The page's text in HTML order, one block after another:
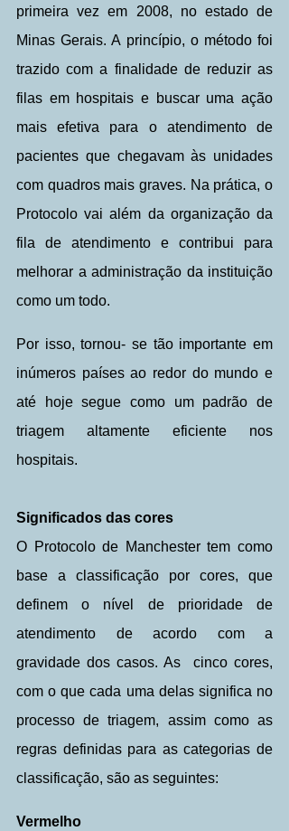
primeira vez em 2008, no estado de
Minas Gerais. A princípio, o método foi
trazido com a finalidade de reduzir as
filas em hospitais e buscar uma ação
mais efetiva para o atendimento de
pacientes que chegavam às unidades
com quadros mais graves. Na prática, o
Protocolo vai além da organização da
fila de atendimento e contribui para
melhorar a administração da instituição
como um todo.
Por isso, tornou- se tão importante em
inúmeros países ao redor do mundo e
até hoje segue como um padrão de
triagem altamente eficiente nos
hospitais.
Significados das cores
O Protocolo de Manchester tem como
base a classificação por cores, que
definem o nível de prioridade de
atendimento de acordo com a
gravidade dos casos. As  cinco cores,
com o que cada uma delas significa no
processo de triagem, assim como as
regras definidas para as categorias de
classificação, são as seguintes:
Vermelho